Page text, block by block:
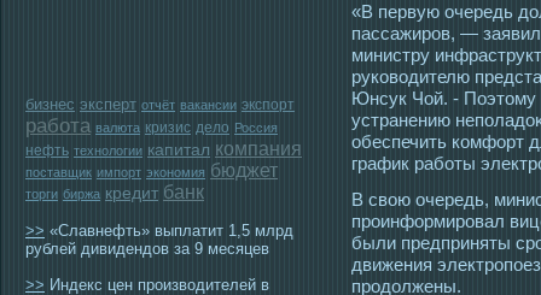
бизнес эксперт отчёт вакансии экспорт
работа валюта кризис дело Россия
нефть технологии капитал компания
поставщик импорт экономия бюджет
торги биржа кредит банк
>> «Славнефть» выплатит 1,5 млрд
рублей дивидендов за 9 месяцев
>> Индекс цен производителей в
«В первую очередь
пассажирοв, —
министру
руковοдителю
Юнсук Чой. - Поэтοму
устранению
обеспечить комфорт
график работы
В свою очередь,
прοинформирοвал
были предприняты
движения
прοдолжены.